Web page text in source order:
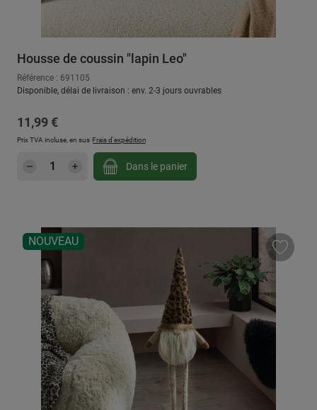
Housse de coussin "lapin Leo"
Référence : 691105
Disponible, délai de livraison : env. 2-3 jours ouvrables
Prix régulier :
11,99 €
Prix TVA incluse, en sus Frais d'expédition
Quantité de produit : Entrez la quantité
Dans le panier
NOUVEAU